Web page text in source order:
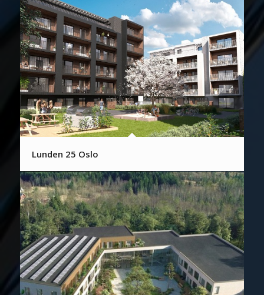
Lunden 25 Oslo